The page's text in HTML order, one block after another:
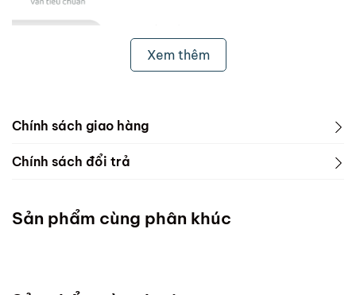
Xem thêm
Chính sách giao hàng
1. Freeship & Lắp đặt cho khách hàng các tỉnh thành
Miền Bắc
Chính sách đổi trả
Sản phẩm cùng phân khúc